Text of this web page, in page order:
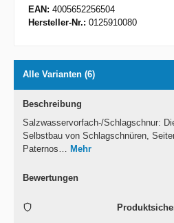
EAN: 4005652256504
Hersteller-Nr.: 0125910080
Alle Varianten (6)
Beschreibung
Salzwasservorfach-/Schlagschnur:
Selbstbau von Schlagschnüren,
Paternos…
Mehr
Bewertungen